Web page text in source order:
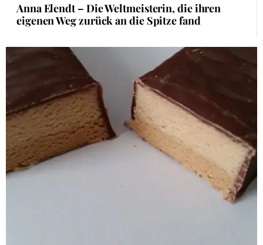
Anna Elendt – Die Weltmeisterin, die ihren
eigenen Weg zurück an die Spitze fand